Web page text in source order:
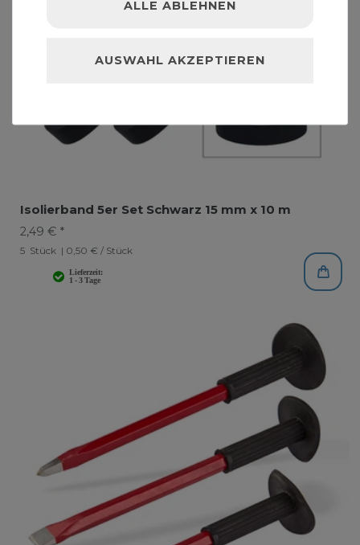
Isolierband 5er Set Schwarz 15 mm x 10 m
2,49 € *
5 Stück | 0,50 € / Stück
ALLE ABLEHNEN
AUSWAHL AKZEPTIEREN